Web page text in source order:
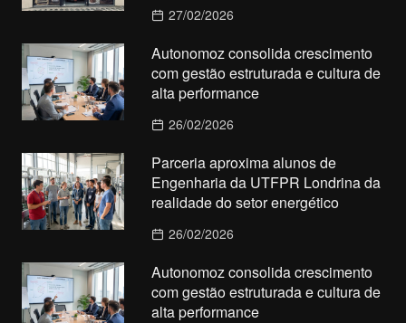
27/02/2026
Autonomoz consolida crescimento
com gestão estruturada e cultura de
alta performance
26/02/2026
Parceria aproxima alunos de
Engenharia da UTFPR Londrina da
realidade do setor energético
26/02/2026
Autonomoz consolida crescimento
com gestão estruturada e cultura de
alta performance